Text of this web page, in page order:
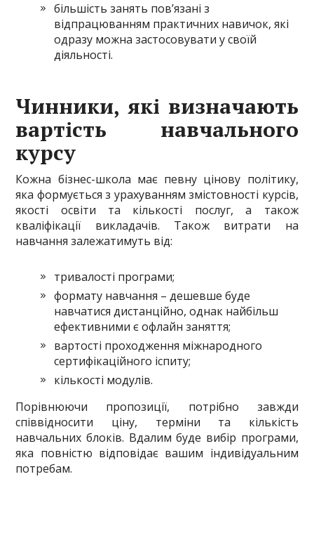
більшість занять пов’язані з
відпрацюванням практичних навичок, які
одразу можна застосовувати у своїй
діяльності.
Чинники, які визначають
вартість навчального
курсу
Кожна бізнес-школа має певну цінову політику,
яка формується з урахуванням змістовності курсів,
якості освіти та кількості послуг, а також
кваліфікації викладачів. Також витрати на
навчання залежатимуть від:
тривалості програми;
формату навчання – дешевше буде
навчатися дистанційно, однак найбільш
ефективними є офлайн заняття;
вартості проходження міжнародного
сертифікаційного іспиту;
кількості модулів.
Порівнюючи пропозиції, потрібно завжди
співвідносити ціну, терміни та кількість
навчальних блоків. Вдалим буде вибір програми,
яка повністю відповідає вашим індивідуальним
потребам.